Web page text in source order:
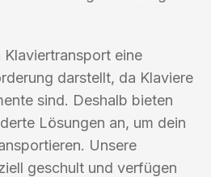
eine
darstellt, da Klaviere
sind. Deshalb bieten
Lösungen an, um dein
Unsere
geschult und verfügen